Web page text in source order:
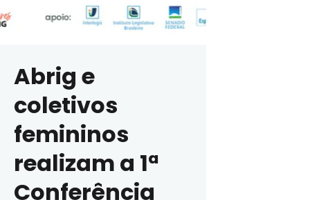
Abrig e
coletivos
femininos
realizam a 1ª
Conferência